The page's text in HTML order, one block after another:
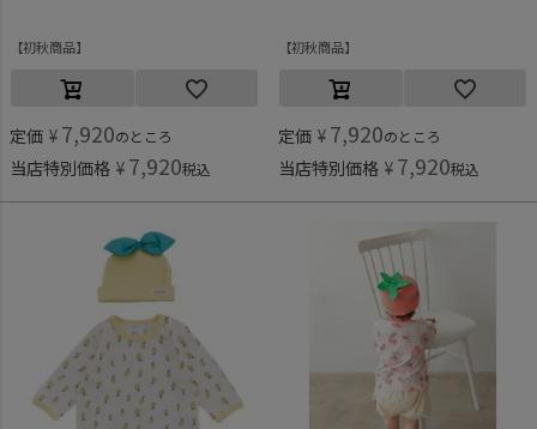
初秋商品
定価 ¥ 7,920のところ
当店特別価格 ¥ 7,920税込
初秋商品
定価 ¥ 7,920のところ
当店特別価格 ¥ 7,920税込